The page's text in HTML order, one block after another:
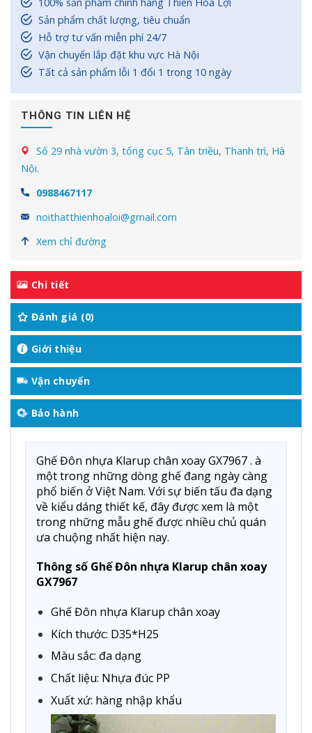
Sản phẩm chất lượng, tiêu chuẩn
Hỗ trợ tư vấn miễn phí 24/7
Vận chuyển lắp đặt khu vực Hà Nội
Tất cả sản phẩm lỗi 1 đổi 1 trong 10 ngày
THÔNG TIN LIÊN HỆ
Số 29 nhà vườn 3, tổng cục 5, Tân triều, Thanh trì, Hà
Nội.
0988467117
noithatthienhoaloi@gmail.com
Xem chỉ đường
Chi tiết
Đánh giá (0)
Giới thiệu
Vận chuyển
Bảo hành
Ghế Đôn nhựa Klarup chân xoay GX7967 . à
một trong những dòng ghế đang ngày càng
phổ biến ở Việt Nam. Với sự biến tấu đa dạng
về kiểu dáng thiết kế, đây được xem là một
trong những mẫu ghế được nhiều chủ quán
ưa chuộng nhất hiện nay.
Thông số Ghế Đôn nhựa Klarup chân xoay
GX7967
Ghế Đôn nhựa Klarup chân xoay
Kích thước: D35*H25
Màu sắc: đa dạng
Chất liệu: Nhựa đúc PP
Xuất xứ: hàng nhập khẩu